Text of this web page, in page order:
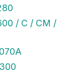
/ C / CM /